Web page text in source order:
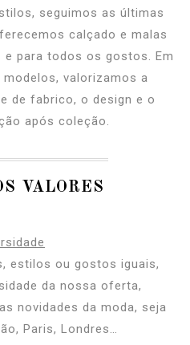
seguimos as últimas
calçado e malas
para todos os gostos. Em
valorizamos a
de fabrico, o design e o
após coleção.
VALORES
estilos ou gostos iguais,
da nossa oferta,
novidades da moda, seja
Paris, Londres…